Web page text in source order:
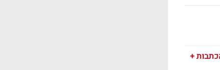
+